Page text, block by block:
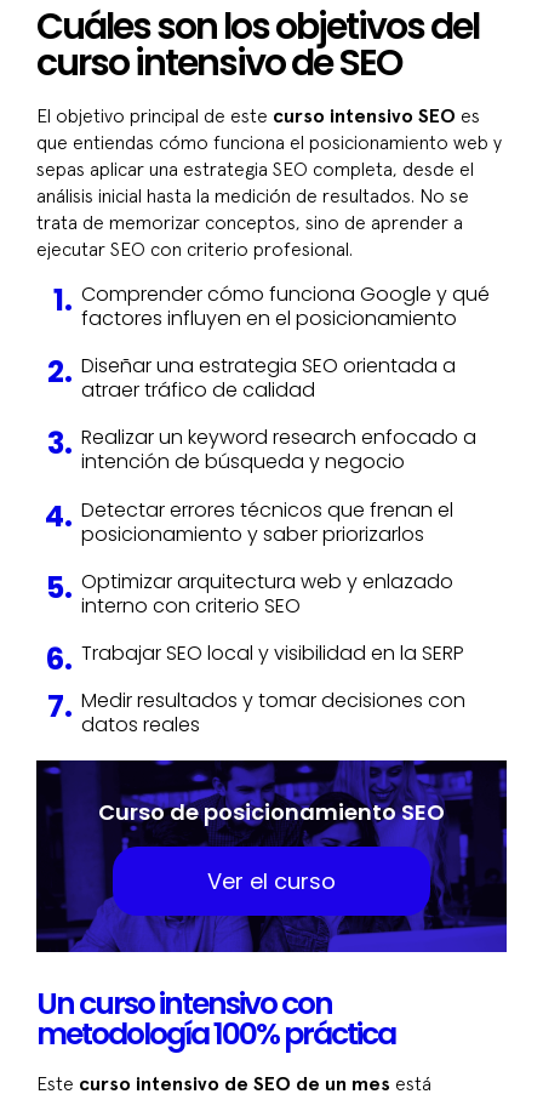
Cuáles son los objetivos del
curso intensivo de SEO
El objetivo principal de este curso intensivo SEO es
que entiendas cómo funciona el posicionamiento web y
sepas aplicar una estrategia SEO completa, desde el
análisis inicial hasta la medición de resultados. No se
trata de memorizar conceptos, sino de aprender a
ejecutar SEO con criterio profesional.
Comprender cómo funciona Google y qué
factores influyen en el posicionamiento
Diseñar una estrategia SEO orientada a
atraer tráfico de calidad
Realizar un keyword research enfocado a
intención de búsqueda y negocio
Detectar errores técnicos que frenan el
posicionamiento y saber priorizarlos
Optimizar arquitectura web y enlazado
interno con criterio SEO
Trabajar SEO local y visibilidad en la SERP
Medir resultados y tomar decisiones con
datos reales
Curso de posicionamiento SEO
Ver el curso
Un curso intensivo con
metodología 100% práctica
Este curso intensivo de SEO de un mes está